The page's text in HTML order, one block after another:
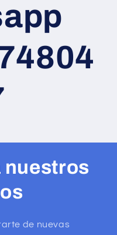
nuestros
de nuevas